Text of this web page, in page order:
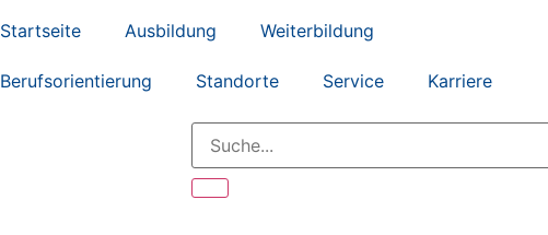
Startseite Ausbildung Weiterbildung
Berufsorientierung Standorte Service Karriere